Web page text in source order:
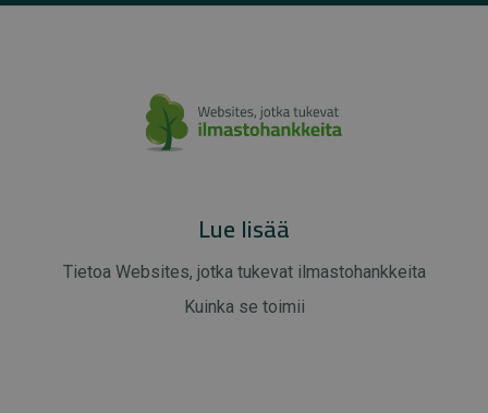
Lue lisää
Tietoa Websites, jotka tukevat ilmastohankkeita
Kuinka se toimii